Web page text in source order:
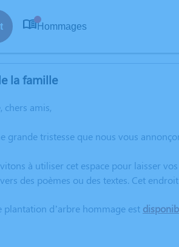
Hommages
la famille
chers amis,
grande tristesse que nous vous
à utiliser cet espace pour laisser
des poèmes ou des textes. Cet
plantation d’arbre hommage est